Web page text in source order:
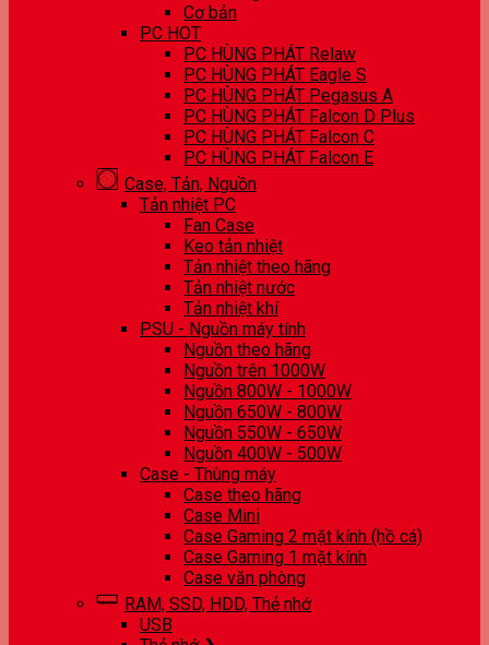
Cơ bản
PC HOT
PC HÙNG PHÁT Relaw
PC HÙNG PHÁT Eagle S
PC HÙNG PHÁT Pegasus A
PC HÙNG PHÁT Falcon D Plus
PC HÙNG PHÁT Falcon C
PC HÙNG PHÁT Falcon E
Case, Tản, Nguồn
Tản nhiệt PC
Fan Case
Keo tản nhiệt
Tản nhiệt theo hãng
Tản nhiệt nước
Tản nhiệt khí
PSU - Nguồn máy tính
Nguồn theo hãng
Nguồn trên 1000W
Nguồn 800W - 1000W
Nguồn 650W - 800W
Nguồn 550W - 650W
Nguồn 400W - 500W
Case - Thùng máy
Case theo hãng
Case Mini
Case Gaming 2 mặt kính (hồ cá)
Case Gaming 1 mặt kính
Case văn phòng
RAM, SSD, HDD, Thẻ nhớ
USB